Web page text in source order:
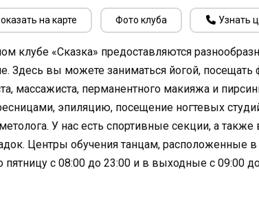
на карте Фото клуба Узнать
клубе «Сказка» предоставляются
Здесь вы можете заниматься йогой, посещать
массажиста, перманентного макияжа и
эпиляцию, посещение ногтевых
У нас есть спортивные секции, а
Центры обучения танцам, расположенные в
пятницу с 08:00 до 23:00 и в выходные с 09:00